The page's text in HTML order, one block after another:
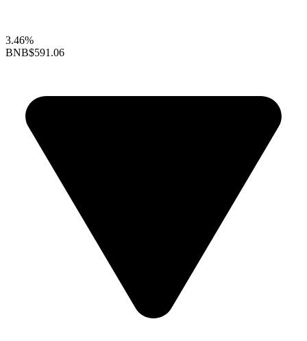
3.46%
BNB$591.06